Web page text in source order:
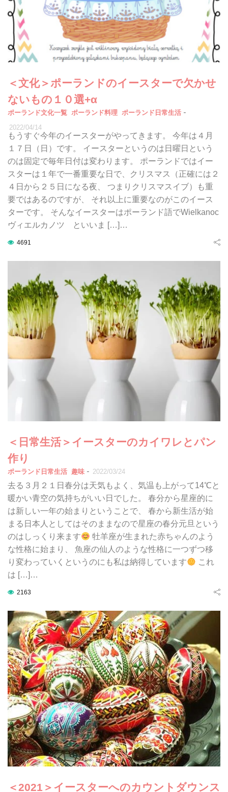
＜文化＞ポーランドのイースターで欠かせ
ないもの１０選+α
ポーランド文化一覧 ポーランド料理 ポーランド日常生活 -
2022/04/14
もうすぐ今年のイースターがやってきます。 今年は４月
１７日（日）です。 イースターというのは日曜日という
のは固定で毎年日付は変わります。 ポーランドではイー
スターは１年で一番重要な日で、クリスマス（正確には２
４日から２５日になる夜、 つまりクリスマスイブ）も重
要ではあるのですが、 それ以上に重要なのがこのイース
ターです。 そんなイースターはポーランド語でWielkanoc
ヴィエルカノツ といいま […]…
4691
＜日常生活＞イースターのカイワレとパン
作り
ポーランド日常生活 趣味 - 2022/03/24
去る３月２１日春分は天気もよく、気温も上がって14℃と
暖かい青空の気持ちがいい日でした。 春分から星座的に
は新しい一年の始まりということで、 春から新生活が始
まる日本人としてはそのままなので星座の春分元旦という
のはしっくり来ます
牡羊座が生まれた赤ちゃんのよう
な性格に始まり、 魚座の仙人のような性格に一つずつ移
り変わっていくというのにも私は納得しています
これ
は […]…
2163
＜2021＞イースターへのカウントダウンス